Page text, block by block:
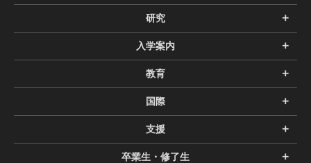
研究
入学案内
教育
国際
支援
卒業生・修了生